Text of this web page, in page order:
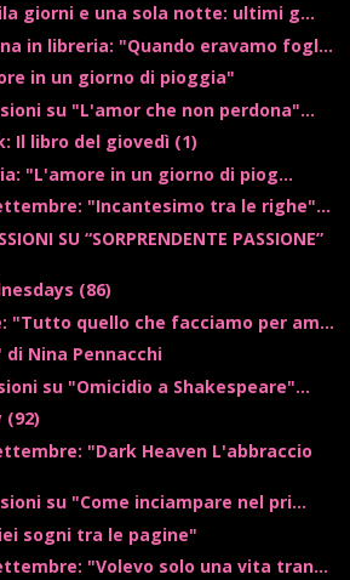
giorni e una sola notte: ultimi g...
in libreria: "Quando eravamo fogl...
in un giorno di pioggia"
su "L'amor che non perdona"...
Il libro del giovedì (1)
"L'amore in un giorno di piog...
"Incantesimo tra le righe"...
SU “SORPRENDENTE PASSIONE”
(86)
"Tutto quello che facciamo per am...
Nina Pennacchi
su "Omicidio a Shakespeare"...
(92)
"Dark Heaven L'abbraccio
su "Come inciampare nel pri...
sogni tra le pagine"
"Volevo solo una vita tran...